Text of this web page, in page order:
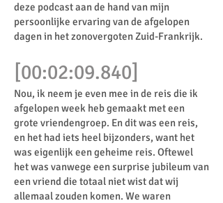
deze podcast aan de hand van mijn
persoonlijke ervaring van de afgelopen
dagen in het zonovergoten Zuid-Frankrijk.
[00:02:09.840]
Nou, ik neem je even mee in de reis die ik
afgelopen week heb gemaakt met een
grote vriendengroep. En dit was een reis,
en het had iets heel bijzonders, want het
was eigenlijk een geheime reis. Oftewel
het was vanwege een surprise jubileum van
een vriend die totaal niet wist dat wij
allemaal zouden komen. We waren